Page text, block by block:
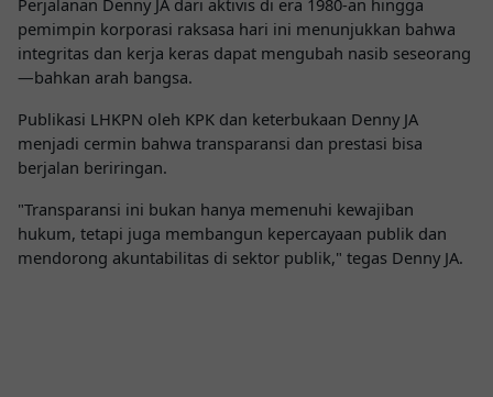
Perjalanan Denny JA dari aktivis di era 1980-an hingga
pemimpin korporasi raksasa hari ini menunjukkan bahwa
integritas dan kerja keras dapat mengubah nasib seseorang
—bahkan arah bangsa.
Publikasi LHKPN oleh KPK dan keterbukaan Denny JA
menjadi cermin bahwa transparansi dan prestasi bisa
berjalan beriringan.
"Transparansi ini bukan hanya memenuhi kewajiban
hukum, tetapi juga membangun kepercayaan publik dan
mendorong akuntabilitas di sektor publik," tegas Denny JA.